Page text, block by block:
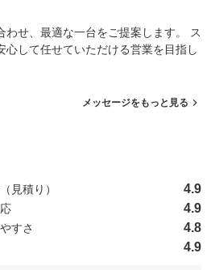
わせ、最適な一台をご提案します。 ス
心して任せていただける営業を目指し
メッセージをもっと見る
点中）
見積り） 4.9
4.9
すさ 4.8
4.9